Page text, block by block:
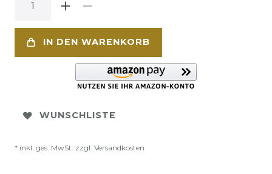
IN DEN WARENKORB
WUNSCHLISTE
* inkl. ges. MwSt. zzgl. Versandkosten